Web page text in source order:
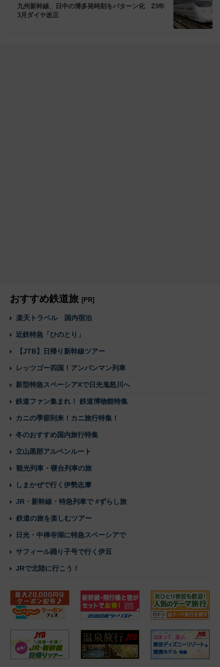
九州新幹線、日中の博多発時刻をパターン化 23年
3月ダイヤ改正
おすすめ鉄道旅 [PR]
楽天トラベル 国内宿泊
近鉄特急「ひのとり」
【JTB】日帰り新幹線ツアー
レッツゴー四国！アンパンマン列車
新型特急スペーシアXで日光鬼怒川へ
鉄道ファン集まれ！ 鉄道博物館特集
カニの季節到来！カニ旅行特集！
冬のおすすめ国内旅行特集
立山黒部アルペンルート
観光列車・寝台列車の旅
しまかぜで行く伊勢志摩
JR・新幹線・特急列車で #ずらし旅
鉄道の旅を楽しむツアー
日光・中禅寺湖に特急スペーシアで
サフィール踊り子号で行く伊豆
JRで北陸に行こう！